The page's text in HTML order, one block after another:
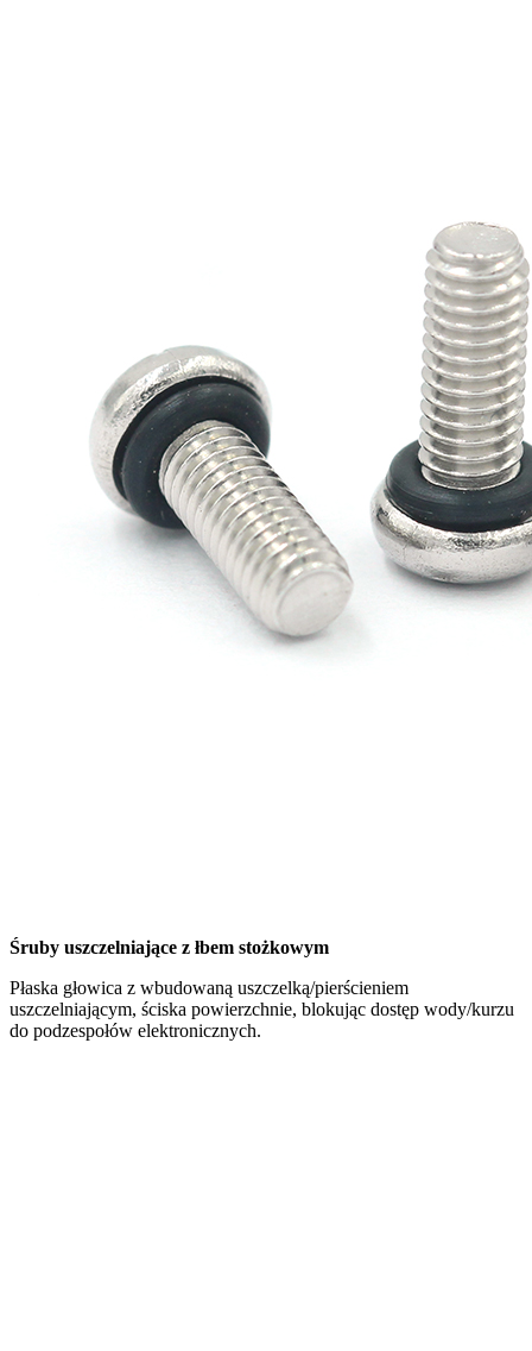
Śruby uszczelniające z łbem stożkowym
Płaska głowica z wbudowaną uszczelką/pierścieniem
uszczelniającym, ściska powierzchnie, blokując dostęp wody/kurzu
do podzespołów elektronicznych.